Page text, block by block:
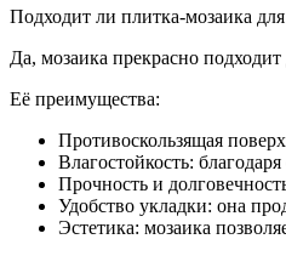
Подходит ли плитка-мозаика
Да, мозаика прекрасно
Её преимущества:
Противоскользящая
Влагостойкость:
Прочность и
Удобство укладки: она
Эстетика: мозаика